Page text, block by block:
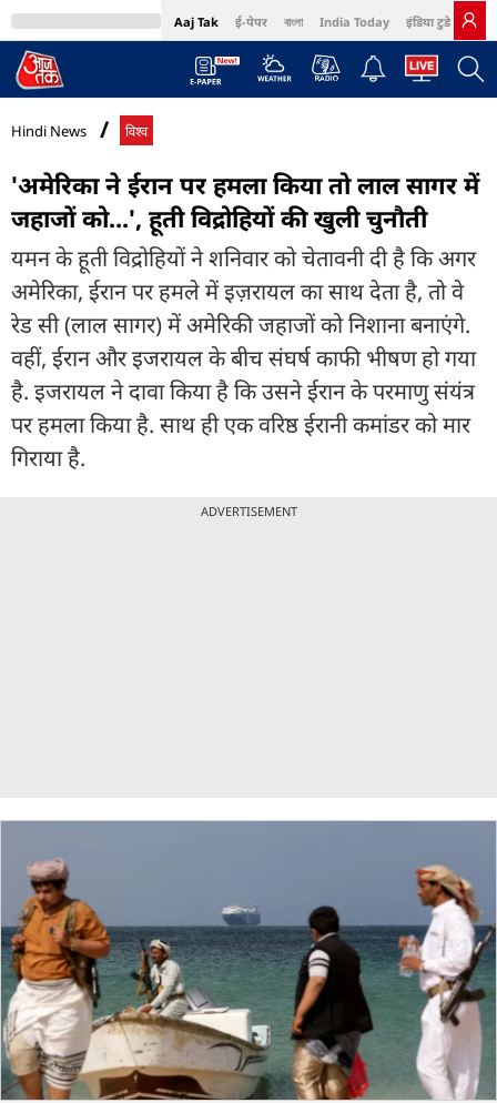
Aaj Tak ई-पेपर বাংলা India Today इंडिया टुडे हिंदी
MumbaiTak Cosmopolitan Harper's Bazaar Northeast
Hindi News विश्व
'अमेरिका ने ईरान पर हमला किया तो लाल सागर में
जहाजों को...', हूती विद्रोहियों की खुली चुनौती
यमन के हूती विद्रोहियों ने शनिवार को चेतावनी दी है कि अगर
अमेरिका, ईरान पर हमले में इज़रायल का साथ देता है, तो वे
रेड सी (लाल सागर) में अमेरिकी जहाजों को निशाना बनाएंगे.
वहीं, ईरान और इजरायल के बीच संघर्ष काफी भीषण हो गया
है. इजरायल ने दावा किया है कि उसने ईरान के परमाणु संयंत्र
पर हमला किया है. साथ ही एक वरिष्ठ ईरानी कमांडर को मार
गिराया है.
ADVERTISEMENT